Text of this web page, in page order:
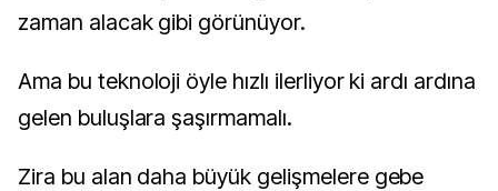
zaman alacak gibi görünüyor.
Ama bu teknoloji öyle hızlı ilerliyor ki ​​ardı ardına
gelen buluşlara ​şaşırmamalı.
​Zira bu alan daha büyük gelişmelere gebe